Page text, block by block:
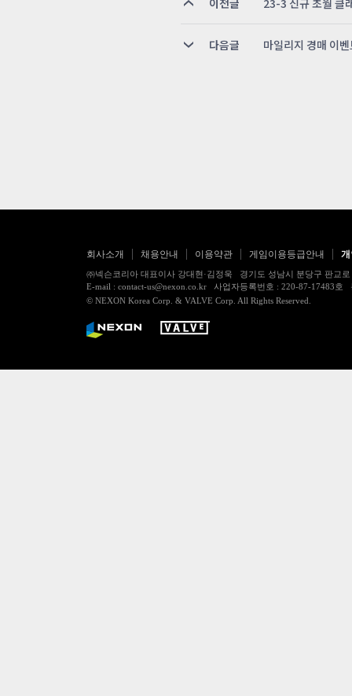
이전글 23-3 신규 초월 클
다음글 마일리지 경매 이
회사소개 채용안내 이용약관 게임이용등급안내
㈜넥슨코리아 대표이사 강대현·김정욱 경기도 성남시 분당구 판교
E-mail : contact-us@nexon.co.kr 사업자등록번호 : 220-87-17483
© NEXON Korea Corp. & VALVE Corp. All Rights Reserved.